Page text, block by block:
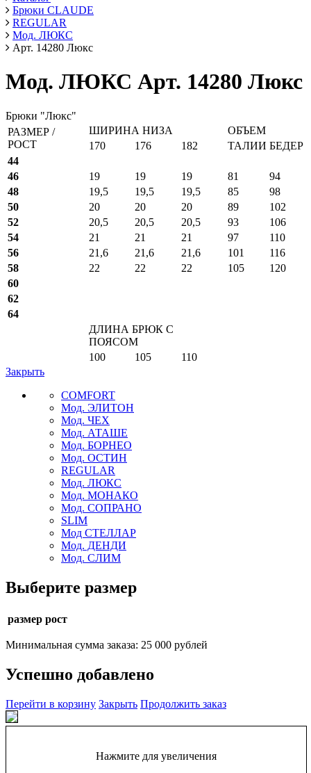
Брюки CLAUDE
REGULAR
Мод. ЛЮКС
Арт. 14280 Люкс
Мод. ЛЮКС Арт. 14280 Люкс
Брюки "Люкс"
РАЗМЕР /
РОСТ
ШИРИНА НИЗА
ОБЪЕМ
170
176 182 ТАЛИИ БЕДЕР
44
46
19 19 19 81
94
48
19,5 19,5 19,5 85
98
50
20 20 20 89
102
52
20,5 20,5 20,5 93
106
54
21 21 21 97
110
56
21,6 21,6 21,6 101
116
58
22 22 22 105
120
60
62
64
ДЛИНА БРЮК С
ПОЯСОМ
100
105
110
Закрыть
COMFORT
Мод. ЭЛИТОН
Мод. ЧЕХ
Мод. АТАШЕ
Мод. БОРНЕО
Мод. ОСТИН
REGULAR
Мод. ЛЮКС
Мод. МОНАКО
Мод. СОПРАНО
SLIM
Мод СТЕЛЛАР
Мод. ДЕНДИ
Мод. СЛИМ
Выберите размер
размер рост
Минимальная сумма заказа: 25 000 рублей
Успешно добавлено
Перейти в корзину Закрыть Продолжить заказ
Нажмите для увеличения